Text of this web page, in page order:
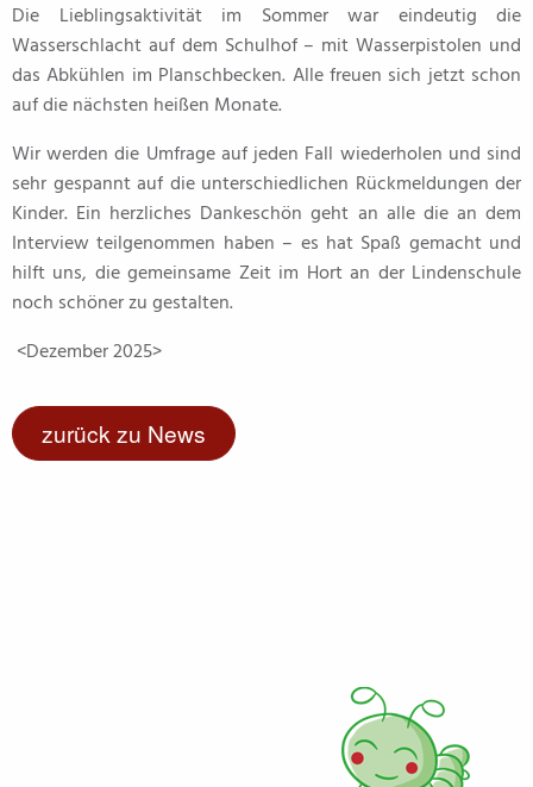
Die Lieblingsaktivität im Sommer war eindeutig die
Wasserschlacht auf dem Schulhof – mit Wasserpistolen und
das Abkühlen im Planschbecken. Alle freuen sich jetzt schon
auf die nächsten heißen Monate.
Wir werden die Umfrage auf jeden Fall wiederholen und sind
sehr gespannt auf die unterschiedlichen Rückmeldungen der
Kinder. Ein herzliches Dankeschön geht an alle die an dem
Interview teilgenommen haben – es hat Spaß gemacht und
hilft uns, die gemeinsame Zeit im Hort an der Lindenschule
noch schöner zu gestalten.
<Dezember 2025>
zurück zu News